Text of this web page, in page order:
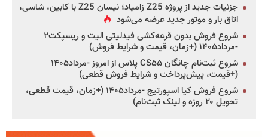
جزئیات جدید از پروژه Z25 زامیاد؛ نیسان Z25 با کابین، شاسی،
اتاق بار و موتور جدید عرضه می‌شود
شروع فروش بدون قرعه‌کشی فیدلیتی الیت و ریسپکت۲
-مرداد۱۴۰۵ (+زمان، قیمت و شرایط فروش)
شروع ثبت‌نام چانگان CS۵۵ پلاس از امروز -مرداد۱۴۰۵
(+قیمت، پیش‌پرداخت و شرایط فروش قطعی)
شروع فروش کیا اسپورتیج -مرداد۱۴۰۵ (+زمان، قیمت قطعی،
تحویل ۲۰ روزه و لینک ثبت‌نام)